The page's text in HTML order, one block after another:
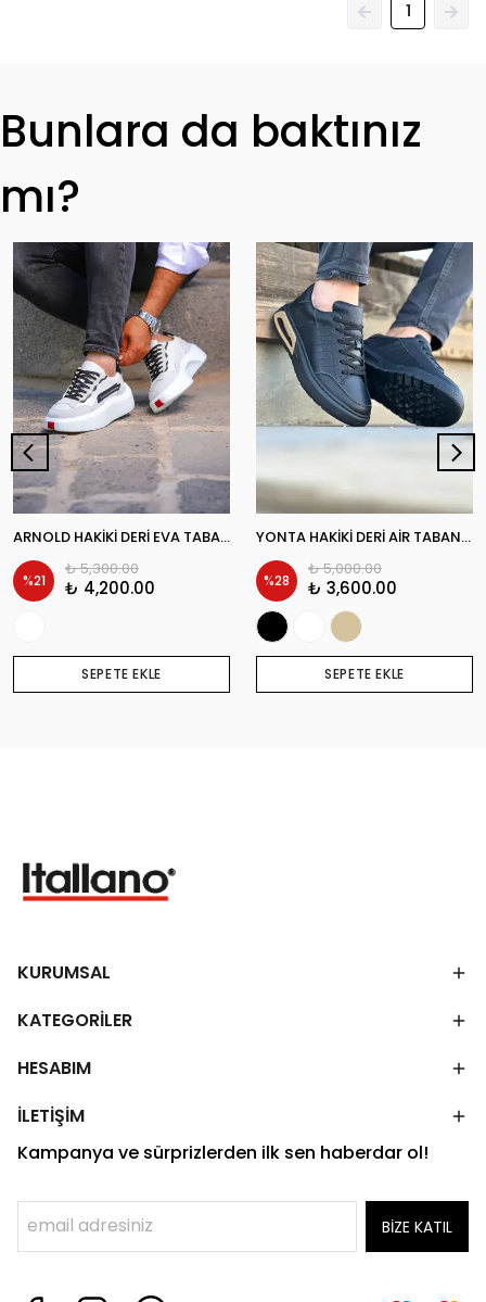
1
Bunlara da baktınız
mı?
ARNOLD HAKİKİ DERİ EVA TABAN GÜNLÜK ERKEK SNEAKER AYAKKABI
%21
₺ 5,300.00
₺ 4,200.00
SEPETE EKLE
YONTA HAKİKİ DERİ AİR TABAN GÜNLÜK ERKEK SNEAKER AYAKKABI
%28
₺ 5,000.00
₺ 3,600.00
SEPETE EKLE
KURUMSAL
KATEGORİLER
HESABIM
İLETİŞİM
Kampanya ve sürprizlerden ilk sen haberdar ol!
BİZE KATIL